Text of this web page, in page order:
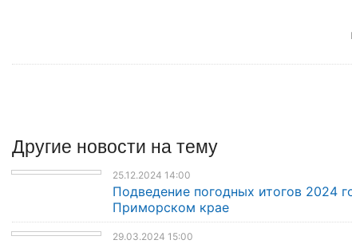
Другие новости на тему
25.12.2024 14:00
Подведение погодных итогов 2024
Приморском крае
29.03.2024 15:00